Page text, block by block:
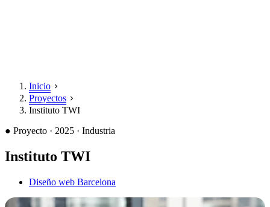
Inicio
Proyectos
Instituto TWI
● Proyecto · 2025 · Industria
Instituto TWI
Diseño web Barcelona